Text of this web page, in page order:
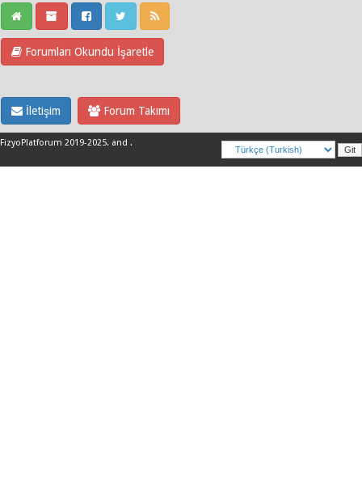
Forumları Okundu İşaretle
İletişim Forum Takımı
FizyoPlatforum 2019-2025. and .